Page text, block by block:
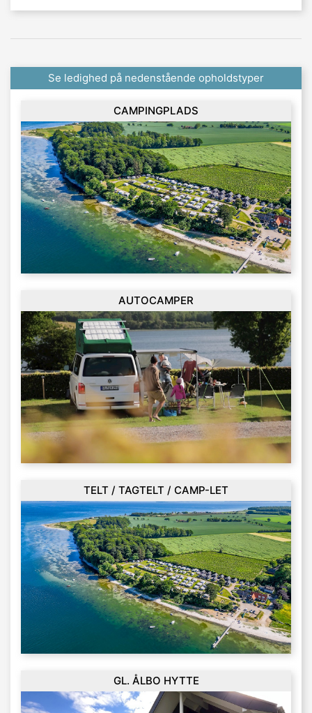
Se ledighed på nedenstående opholdstyper
CAMPINGPLADS
AUTOCAMPER
TELT / TAGTELT / CAMP-LET
GL. ÅLBO HYTTE